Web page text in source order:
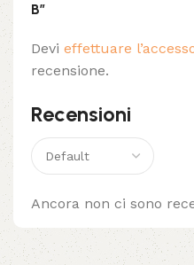
Recensioni
Ancora non ci sono
B”
Devi effettuare
recensione.